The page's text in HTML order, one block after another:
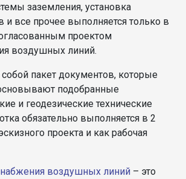
заземления, установка
и все прочее выполняется только в
проектом
воздушных линий.
пакет документов, которые
подобранные
и геодезические технические
обязательно выполняется в 2
проекта и как рабочая
воздушных линий – это